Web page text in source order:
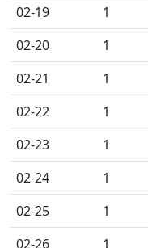
02-19
1
02-20
1
02-21
1
02-22
1
02-23
1
02-24
1
02-25
1
02-26
1